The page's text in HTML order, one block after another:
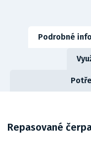
Podrobné
Repasované